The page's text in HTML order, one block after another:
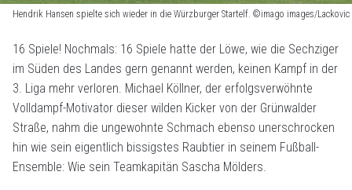
Hendrik Hansen spielte sich wieder in die Würzburger Startelf. ©imago images/Lackovic
16 Spiele! Nochmals: 16 Spiele hatte der Löwe, wie die Sechziger
im Süden des Landes gern genannt werden, keinen Kampf in der
3. Liga mehr verloren. Michael Köllner, der erfolgsverwöhnte
Volldampf-Motivator dieser wilden Kicker von der Grünwalder
Straße, nahm die ungewohnte Schmach ebenso unerschrocken
hin wie sein eigentlich bissigstes Raubtier in seinem Fußball-
Ensemble: Wie sein Teamkapitän Sascha Mölders.